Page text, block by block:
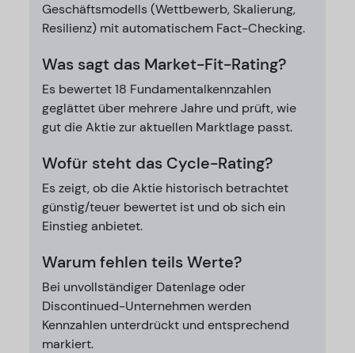
Geschäftsmodells (Wettbewerb, Skalierung,
Resilienz) mit automatischem Fact-Checking.
Was sagt das Market-Fit-Rating?
Es bewertet 18 Fundamentalkennzahlen
geglättet über mehrere Jahre und prüft, wie
gut die Aktie zur aktuellen Marktlage passt.
Wofür steht das Cycle-Rating?
Es zeigt, ob die Aktie historisch betrachtet
günstig/teuer bewertet ist und ob sich ein
Einstieg anbietet.
Warum fehlen teils Werte?
Bei unvollständiger Datenlage oder
Discontinued-Unternehmen werden
Kennzahlen unterdrückt und entsprechend
markiert.